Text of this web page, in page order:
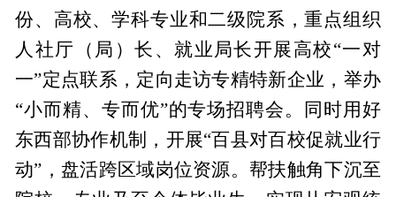
份、高校、学科专业和二级院系，重点组织
人社厅（局）长、就业局长开展高校“一对
一”定点联系，定向走访专精特新企业，举办
“小而精、专而优”的专场招聘会。同时用好
东西部协作机制，开展“百县对百校促就业行
动”，盘活跨区域岗位资源。帮扶触角下沉至